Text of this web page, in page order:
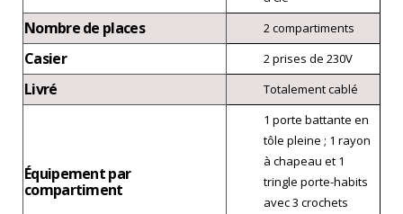
Nombre de places 2 compartiments
Casier 2 prises de 230V
Livré Totalement cablé
Équipement par
compartiment
1 porte battante en
tôle pleine ; 1 rayon
à chapeau et 1
tringle porte-habits
avec 3 crochets